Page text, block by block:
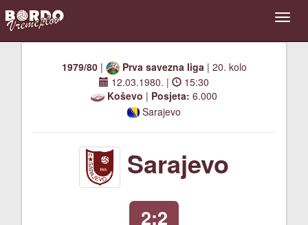
1979/80| Prva savezna liga| 20. kolo
12.03.1980. |
15:30
Koševo | Posjeta: 6.000
Sarajevo
Sarajevo
2:2